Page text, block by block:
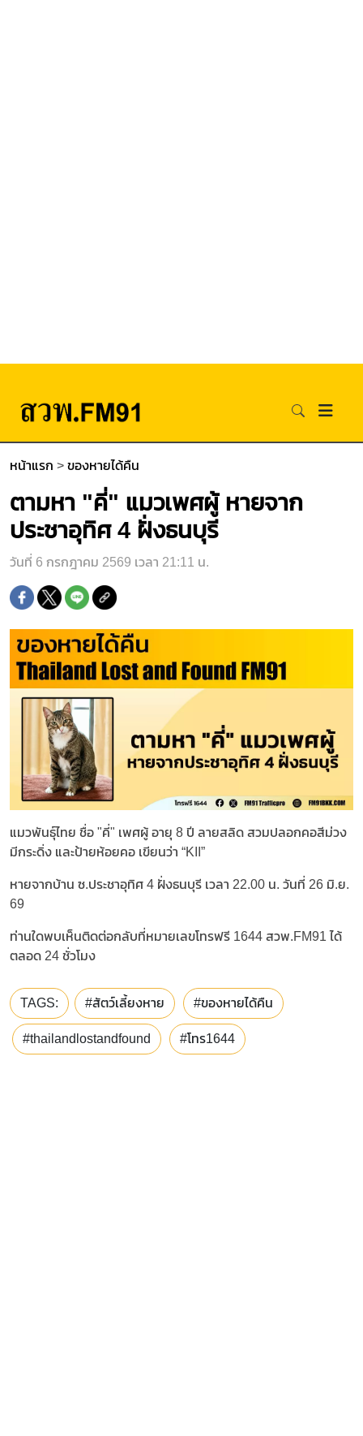
หน้าแรก > ของหายได้คืน
ตามหา "คี่" แมวเพศผู้ หายจาก
ประชาอุทิศ 4 ฝั่งธนบุรี
วันที่ 6 กรกฎาคม 2569 เวลา 21:11 น.
แมวพันธุ์ไทย ชื่อ "คี่" เพศผู้ อายุ 8 ปี ลายสลิด สวมปลอกคอสีม่วง
มีกระดิ่ง และป้ายห้อยคอ เขียนว่า “KII”
หายจากบ้าน ซ.ประชาอุทิศ 4 ฝั่งธนบุรี เวลา 22.00 น. วันที่ 26 มิ.ย.
69
ท่านใดพบเห็นติดต่อกลับที่หมายเลขโทรฟรี 1644 สวพ.FM91 ได้
ตลอด 24 ชั่วโมง
TAGS: #สัตว์เลี้ยงหาย #ของหายได้คืน
#thailandlostandfound #โทร1644